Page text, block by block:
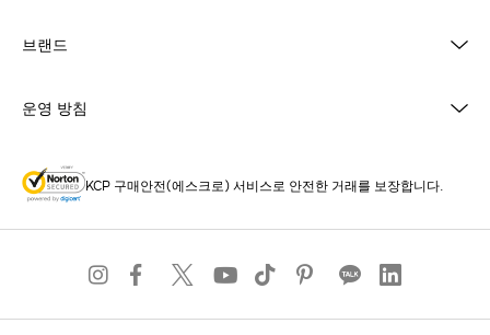
브랜드
운영 방침
KCP 구매안전(에스크로) 서비스로 안전한 거래를 보장합니다.